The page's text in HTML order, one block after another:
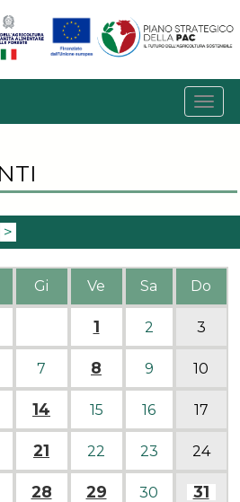
>
Gi Ve Sa Do
1 2 3
7 8 9 10
14 15 16 17
21 22 23 24
28 29 30 31